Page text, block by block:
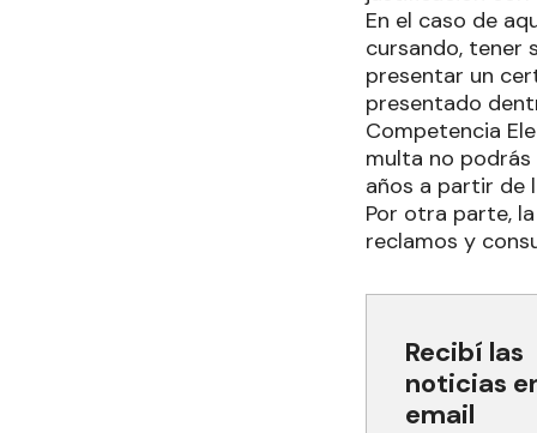
En el caso de
cursando, tener
presentar un
presentado
Competencia
multa no
años a partir de
Por otra parte,
reclamos y
Recibí las
noticias
email